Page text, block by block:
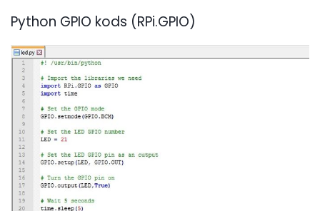
Python GPIO kods (RPi.GPIO)